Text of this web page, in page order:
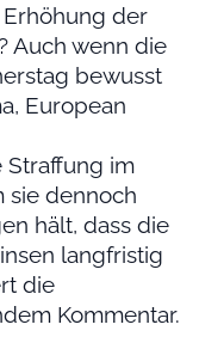
der
Auch wenn die
bewusst
European
Straffung im
sie dennoch
hält, dass die
langfristig
die
Kommentar.